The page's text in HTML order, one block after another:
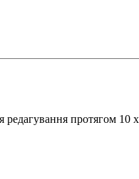
протягом 10